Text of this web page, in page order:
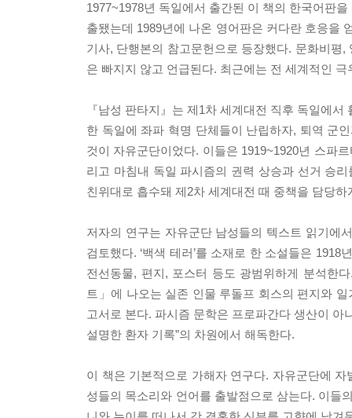
1977~1978년 독일에서 출간된 이 책의 한국어판
출됐는데 1989년에 나온 영어판은 커다란 호응을
기사, 단행본의 참고문헌으로 등장했다. 문화비평
은 빠지지 않고 언급된다. 최근에는 전 세계적인
『남성 판타지』는 제1차 세계대전 직후 독일에
한 독일에 좌파 혁명 단체들이 난립하자, 퇴역 군
것이 자유군단이었다. 이들은 1919~1920년 스파
리고 마침내 독일 파시즘의 권력 상승과 선거 승
친위대로 흡수돼 제2차 세계대전 때 중책을 담당하
저자의 연구는 자유군단 남성들의 텍스트 읽기에
검토했다. ‘백색 테러’를 소재로 한 소설들은
전선동물, 편지, 포스터 등도 광범위하게 분석한
트」에 나오는 실존 인물 루돌프 회스의 편지와
고서로 본다. 파시즘 문학은 프로파간다 생산이
설명한 환자 기록”의 차원에서 해독한다.
이 책은 기본적으로 가해자 연구다. 자유군단에
성들의 목소리와 언어를 출발점으로 삼는다. 이들